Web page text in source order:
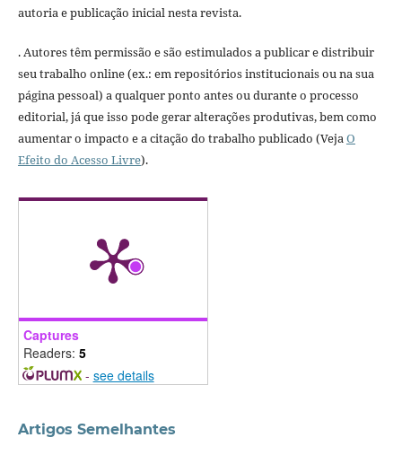
autoria e publicação inicial nesta revista.
. Autores têm permissão e são estimulados a publicar e distribuir
seu trabalho online (ex.: em repositórios institucionais ou na sua
página pessoal) a qualquer ponto antes ou durante o processo
editorial, já que isso pode gerar alterações produtivas, bem como
aumentar o impacto e a citação do trabalho publicado (VejaO
Efeito do Acesso Livre).
Captures
Readers: 5
- see details
Artigos Semelhantes